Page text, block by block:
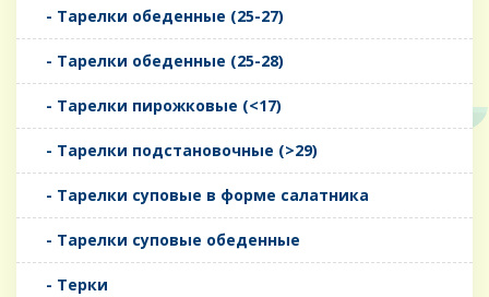
- Тарелки обеденные (25-27)
- Тарелки обеденные (25-28)
- Тарелки пирожковые (<17)
- Тарелки подстановочные (>29)
- Тарелки суповые в форме салатника
- Тарелки суповые обеденные
- Терки